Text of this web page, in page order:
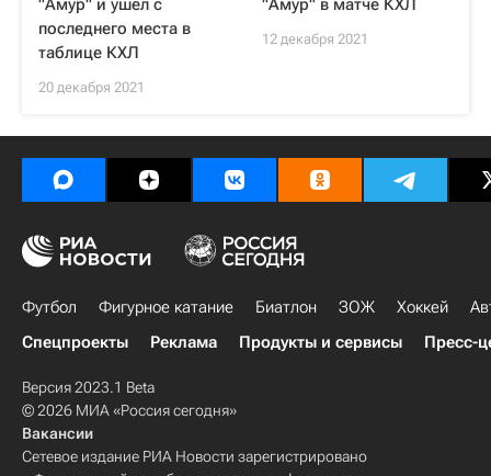
"Амур" и ушел с
последнего места в
таблице КХЛ
20 декабря 2021
"Амур" в матче КХЛ
12 декабря 2021
Футбол Фигурное катание Биатлон ЗОЖ Хоккей
Спецпроекты
Реклама Продукты и сервисы Пресс-
Версия 2023.1 Beta
© 2026 МИА «Россия сегодня»
Вакансии
Сетевое издание РИА Новости зарегистрировано